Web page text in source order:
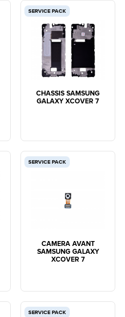
SERVICE PACK
CHASSIS SAMSUNG
GALAXY XCOVER 7
SERVICE PACK
CAMERA AVANT
SAMSUNG GALAXY
XCOVER 7
SERVICE PACK